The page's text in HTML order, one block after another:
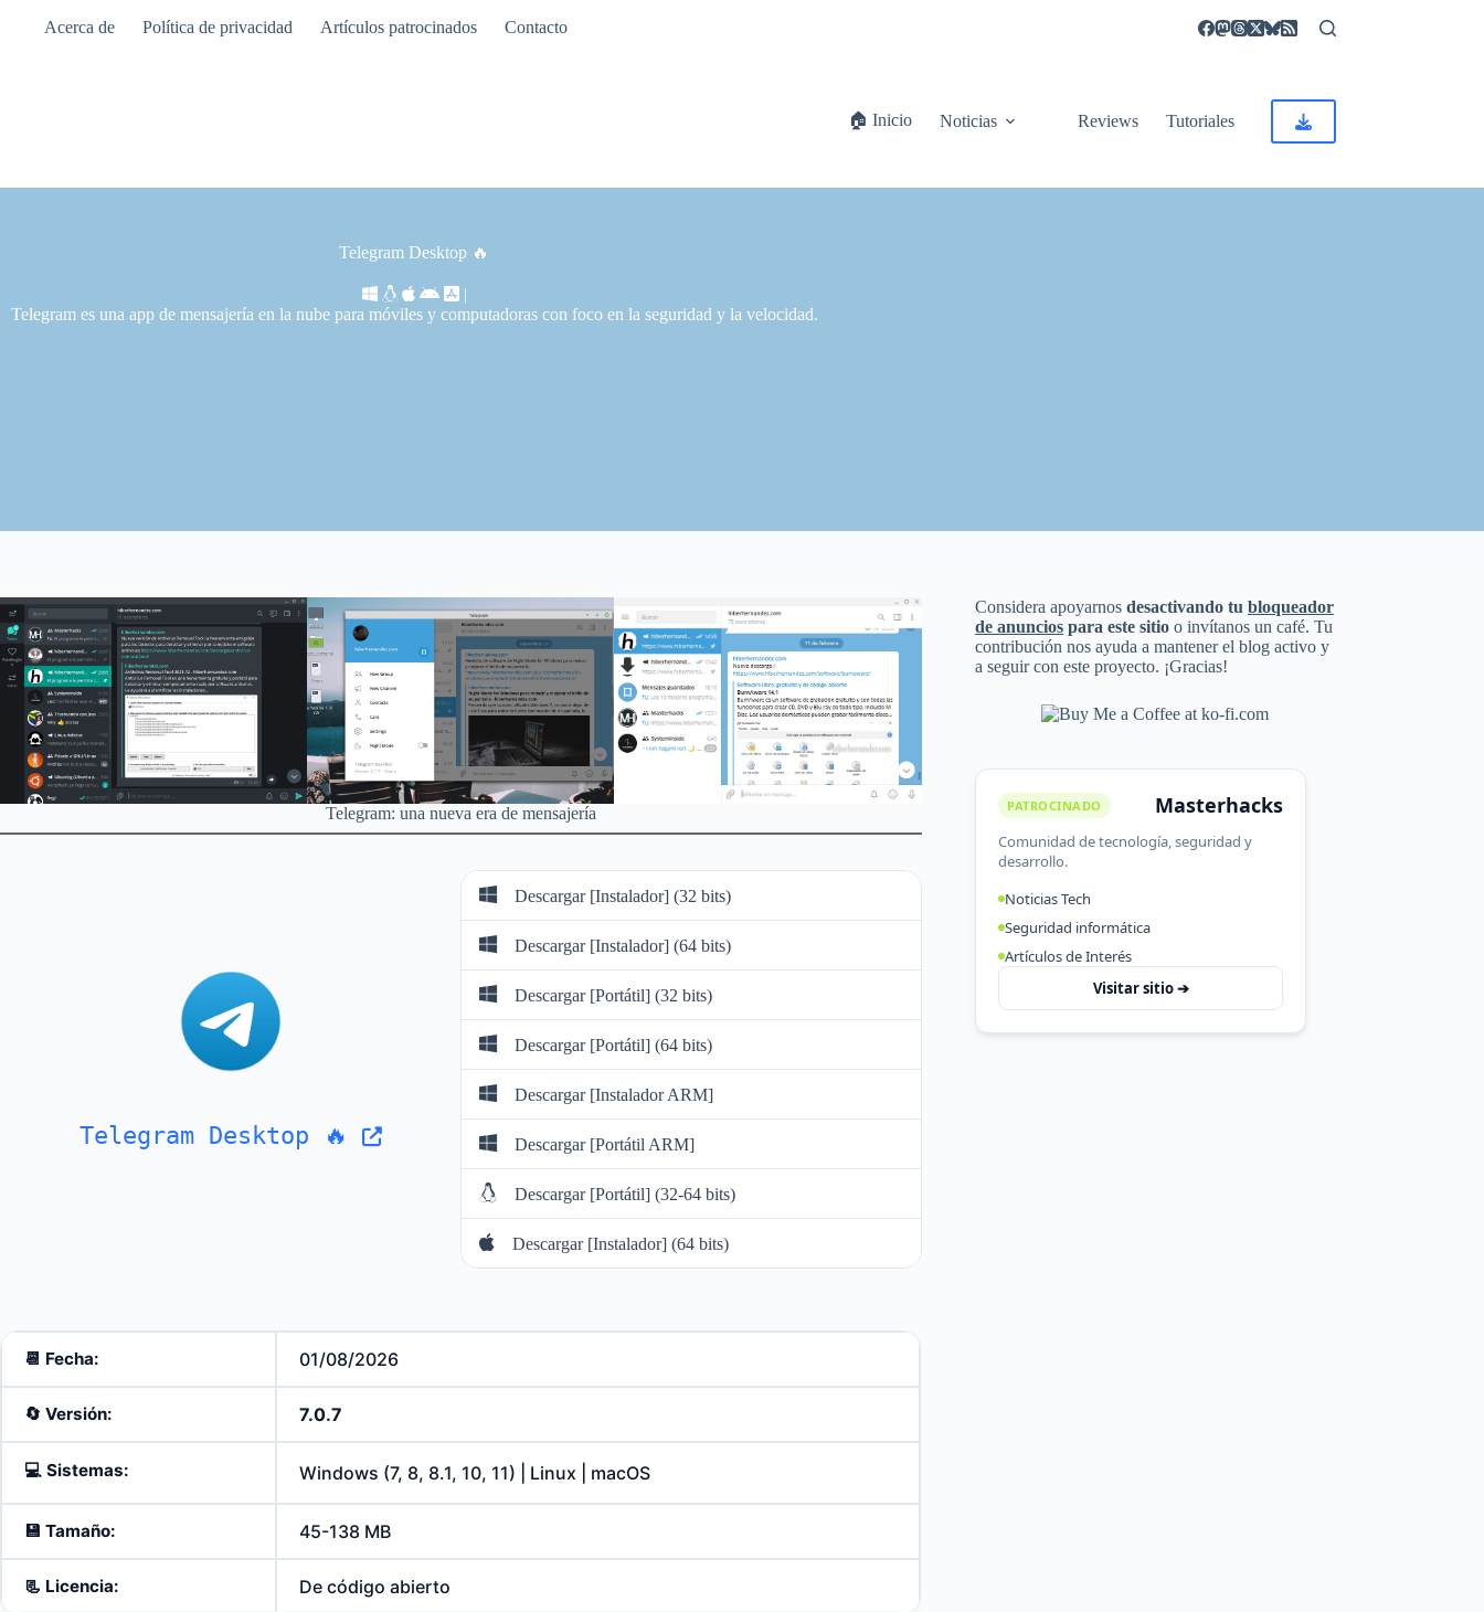
Acerca de Política de privacidad Artículos patrocinados Contacto
🏠 Inicio Noticias Reviews Tutoriales
Telegram Desktop 🔥
|
Telegram es una app de mensajería en la nube para móviles y computadoras con foco en la seguridad y la velocidad.
Telegram: una nueva era de mensajería
Telegram Desktop 🔥
Descargar [Instalador] (32 bits)
Descargar [Instalador] (64 bits)
Descargar [Portátil] (32 bits)
Descargar [Portátil] (64 bits)
Descargar [Instalador ARM]
Descargar [Portátil ARM]
Descargar [Portátil] (32-64 bits)
Descargar [Instalador] (64 bits)
📆 Fecha: 01/08/2026
🔄️ Versión: 7.0.7
💻 Sistemas: Windows (7, 8, 8.1, 10, 11) | Linux | macOS
💾 Tamaño: 45-138 MB
📃 Licencia: De código abierto
Considera apoyarnosdesactivando tubloqueador
de anuncios para este sitio o invítanos un café. Tu
contribución nos ayuda a mantener el blog activo y
a seguir con este proyecto. ¡Gracias!
PATROCINADO Masterhacks
Comunidad de tecnología, seguridad y
desarrollo.
Noticias Tech
Seguridad informática
Artículos de Interés
Visitar sitio ➔